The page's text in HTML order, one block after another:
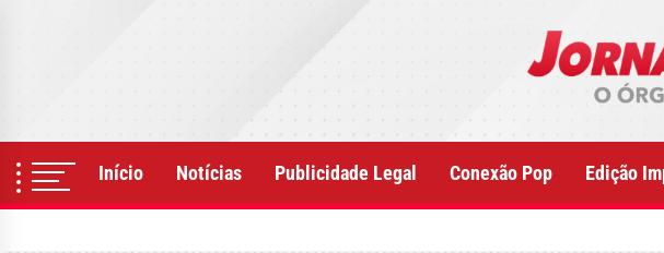
Início Notícias Publicidade Legal Conexão Pop Edição